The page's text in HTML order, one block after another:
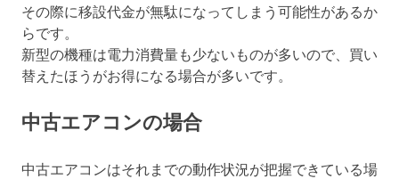
その際に移設代金が無駄になってしまう可能性があるか
らです。
新型の機種は電力消費量も少ないものが多いので、買い
替えたほうがお得になる場合が多いです。
中古エアコンの場合
中古エアコンはそれまでの動作状況が把握できている場